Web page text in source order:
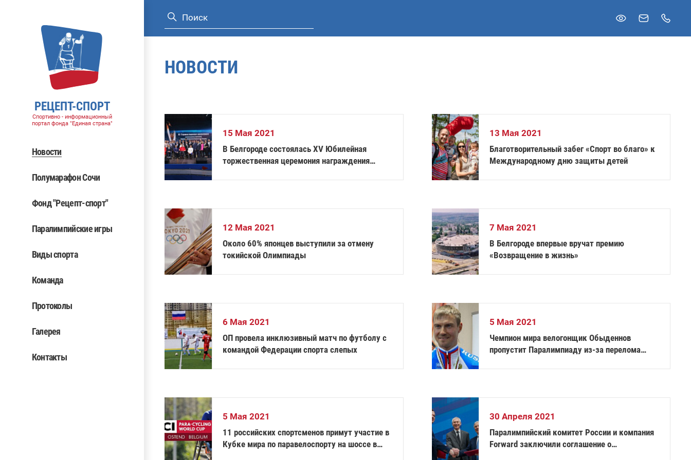
РЕЦЕПТ-СПОРТ
Спортивно - информационный
портал фонда "Единая страна"
Новости
Полумарафон Сочи
Фонд "Рецепт-спорт"
Паралимпийские игры
Виды спорта
Команда
Протоколы
Галерея
Контакты
НОВОСТИ
15 Мая 2021
В Белгороде состоялась XV Юбилейная
торжественная церемония награждения
13 Мая 2021
Благотворительный забег «Спорт во благо» к
Международному дню защиты детей
12 Мая 2021
Около 60% японцев выступили за отмену
токийской Олимпиады
7 Мая 2021
В Белгороде впервые вручат премию
«Возвращение в жизнь»
6 Мая 2021
ОП провела инклюзивный матч по футболу с
командой Федерации спорта слепых
5 Мая 2021
Чемпион мира велогонщик Обыденнов
пропустит Паралимпиаду из-за перелома
5 Мая 2021
11 российских спортсменов примут участие в
Кубке мира по паравелоспорту на шоссе в
30 Апреля 2021
Паралимпийский комитет России и компания
Forward заключили соглашение о